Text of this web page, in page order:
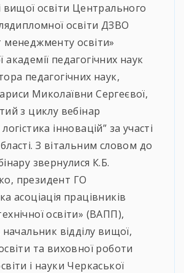
вищої освіти Центрального
освіти ДЗВО
менеджменту освіти»
академії педагогічних наук
педагогічних наук,
Миколаївни Сергеєвої,
з циклу вебінар
інновацій” за участі
З вітальним словом до
звернулися К.Б.
президент ГО
асоціація працівників
освіти» (ВАПП),
відділу вищої,
та виховної роботи
і науки Черкаської